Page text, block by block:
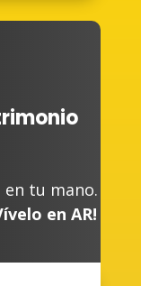
tu mano.
en AR!